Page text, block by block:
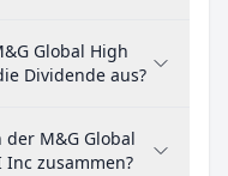
Global High
Dividende aus?
M&G Global
zusammen?